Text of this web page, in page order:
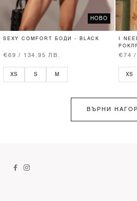
НОВО
SEXY COMFORT БОДИ - BLACK
€69 / 134.95 ЛВ.
XS S M
I
€74 /
XS
ВЪРНИ